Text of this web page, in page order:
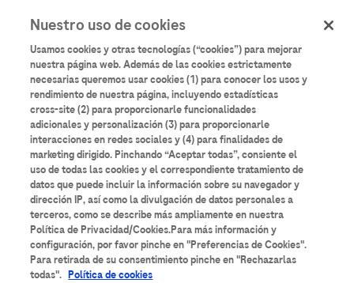
contenido
principal
User
account
menu
Iniciar sesión
AularioRoche
Todos los contenidos Anatomía Patológica
Área de Suero Bancos de Sangre Bioquímica
Cardiología Coagulación Diabetes
Nuestro uso de cookies
Usamos cookies y otras tecnologías (“cookies”) para mejorar
nuestra página web. Además de las cookies estrictamente
necesarias queremos usar cookies (1) para conocer los usos y
rendimiento de nuestra página, incluyendo estadísticas
cross-site (2) para proporcionarle funcionalidades
adicionales y personalización (3) para proporcionarle
interacciones en redes sociales y (4) para finalidades de
marketing dirigido. Pinchando “Aceptar todas”, consiente el
uso de todas las cookies y el correspondiente tratamiento de
datos que puede incluir la información sobre su navegador y
dirección IP, así como la divulgación de datos personales a
terceros, como se describe más ampliamente en nuestra
Política de Privacidad/Cookies.Para más información y
configuración, por favor pinche en "Preferencias de Cookies".
Para retirada de su consentimiento pinche en "Rechazarlas
todas". Política de cookies